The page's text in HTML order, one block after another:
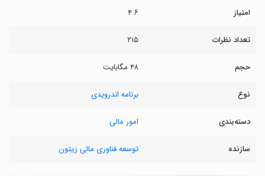
امتیاز ۴.۶
تعداد نظرات ۲۱۵
حجم ۴۸ مگابایت
نوع برنامه اندرویدی
دسته‌بندی امور مالی
سازنده توسعه فناوری مالی زیتون